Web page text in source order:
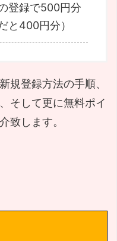
登録で500円分
と400円分）
規登録方法の手順、
そして更に無料ポイ
致します。